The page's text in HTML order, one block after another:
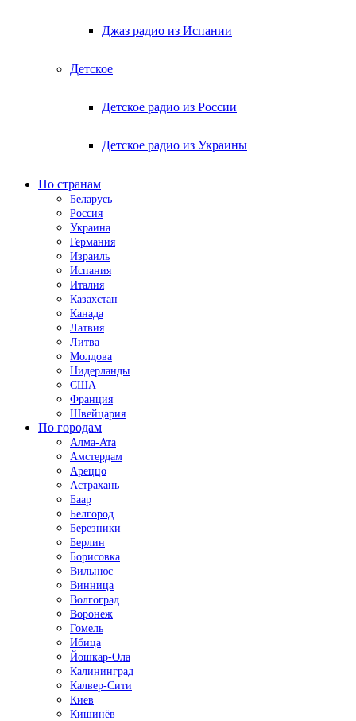
Джаз радио из Испании
Детское
Детское радио из России
Детское радио из Украины
По странам
Беларусь
Россия
Украина
Германия
Израиль
Испания
Италия
Казахстан
Канада
Латвия
Литва
Молдова
Нидерланды
США
Франция
Швейцария
По городам
Алма-Ата
Амстердам
Ареццо
Астрахань
Баар
Белгород
Березники
Берлин
Борисовка
Вильнюс
Винница
Волгоград
Воронеж
Гомель
Ибица
Йошкар-Ола
Калининград
Калвер-Сити
Киев
Кишинёв